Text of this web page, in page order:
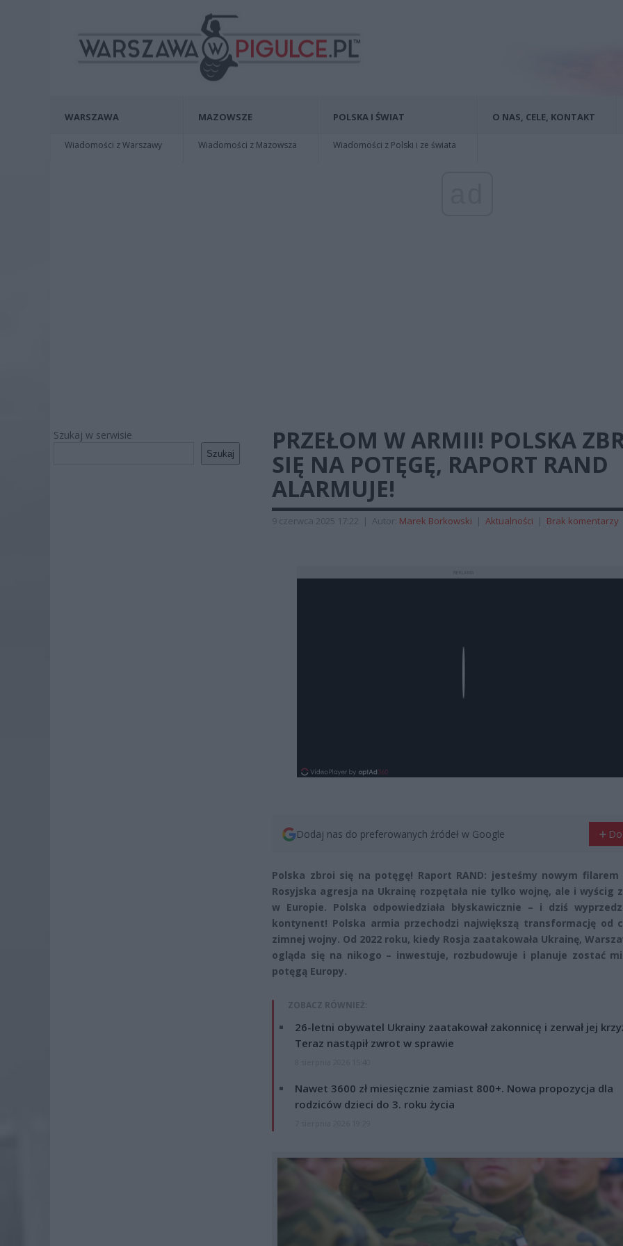
WARSZAWA
Wiadomości z Warszawy
MAZOWSZE
Wiadomości z Mazowsza
POLSKA I ŚWIAT
Wiadomości z Polski i ze świata
O NAS, CELE, KONTAKT
Szukaj w serwisie
Szukaj
PRZEŁOM W ARMII! POLSKA
SIĘ NA POTĘGĘ, RAPORT RAND
ALARMUJE!
9 czerwca 2025 17:22 | Autor: Marek Borkowski | Aktualności | Brak komentarzy
Dodaj nas do preferowanych źródeł w Google
Polska zbroi się na potęgę! Raport RAND: jesteśmy nowym filarem
Rosyjska agresja na Ukrainę rozpętała nie tylko wojnę, ale i wyścig
w Europie. Polska odpowiedziała błyskawicznie – i dziś
kontynent! Polska armia przechodzi największą transformację od
zimnej wojny. Od 2022 roku, kiedy Rosja zaatakowała Ukrainę,
ogląda się na nikogo – inwestuje, rozbudowuje i planuje zostać
potęgą Europy.
ZOBACZ RÓWNIEŻ:
26-letni obywatel Ukrainy zaatakował zakonnicę i zerwał jej
Teraz nastąpił zwrot w sprawie
Nawet 3600 zł miesięcznie zamiast 800+. Nowa propozycja dla
rodziców dzieci do 3. roku życia